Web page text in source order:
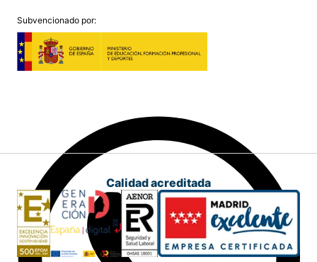
Subvencionado por:
Calidad acreditada